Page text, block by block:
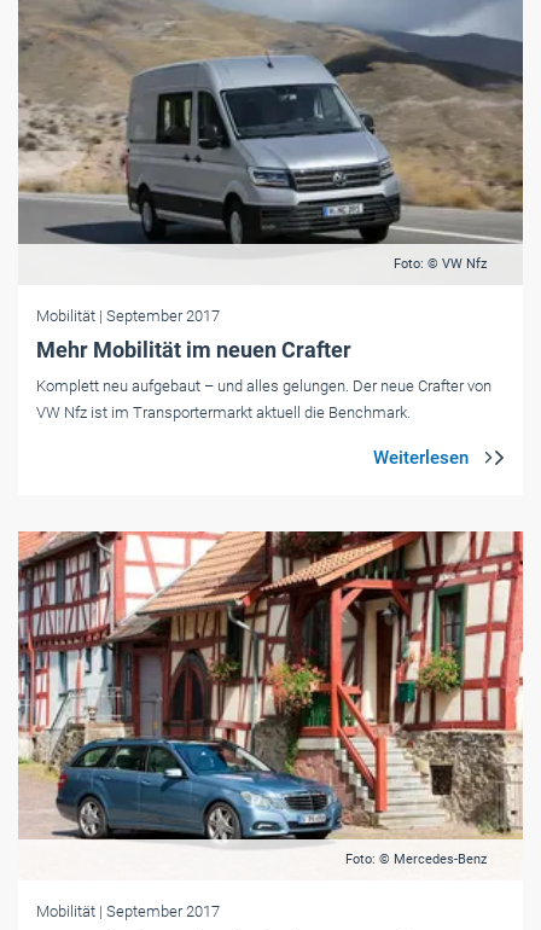
Foto: © VW Nfz
Mobilität | September 2017
Mehr Mobilität im neuen Crafter
Komplett neu aufgebaut – und alles gelungen. Der neue Crafter von
VW Nfz ist im Transportermarkt aktuell die Benchmark.
Foto: © Mercedes-Benz
Mobilität | September 2017